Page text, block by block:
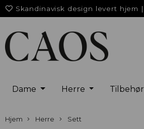
Skandinavisk design levert hjem |
Dame Herre Tilbehør
Hjem Herre Sett